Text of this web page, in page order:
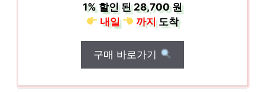
1% 할인 된28,700 원
내일
까지도착
구매 바로가기